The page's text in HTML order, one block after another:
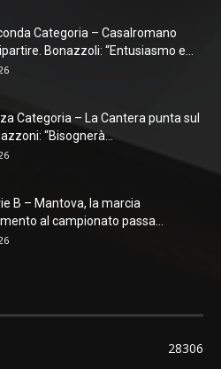
Categoria – Casalromano
Bonazzoli: “Entusiasmo e...
Categoria – La Cantera punta sul
“Bisognerà...
B – Mantova, la marcia
al campionato passa...
28306